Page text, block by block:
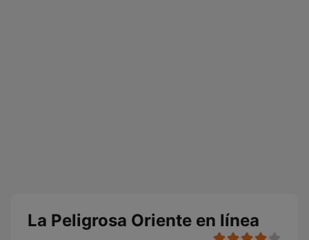
La Peligrosa Oriente en línea